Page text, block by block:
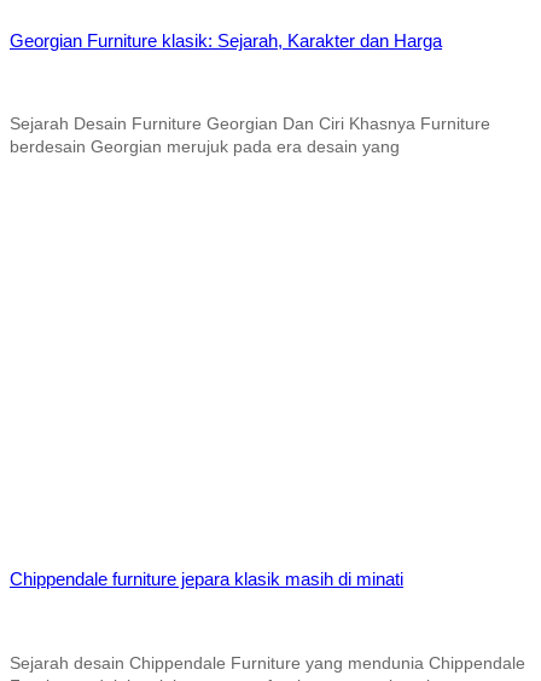
Georgian Furniture klasik: Sejarah, Karakter dan Harga
Sejarah Desain Furniture Georgian Dan Ciri Khasnya Furniture
berdesain Georgian merujuk pada era desain yang
Chippendale furniture jepara klasik masih di minati
Sejarah desain Chippendale Furniture yang mendunia Chippendale